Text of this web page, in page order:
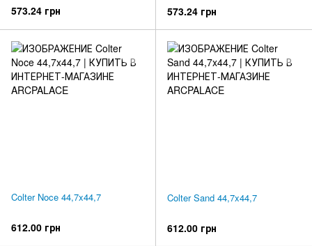
573.24 грн 573.24 грн
Colter Noce 44,7x44,7
612.00 грн
Colter Sand 44,7x44,7
612.00 грн